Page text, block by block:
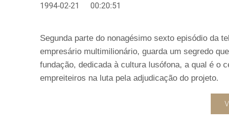
1994-02-21 00:20:51
Segunda parte do nonagésimo sexto episódio da
empresário multimilionário, guarda um segredo
fundação, dedicada à cultura lusófona, a qual é o
empreiteiros na luta pela adjudicação do projeto.